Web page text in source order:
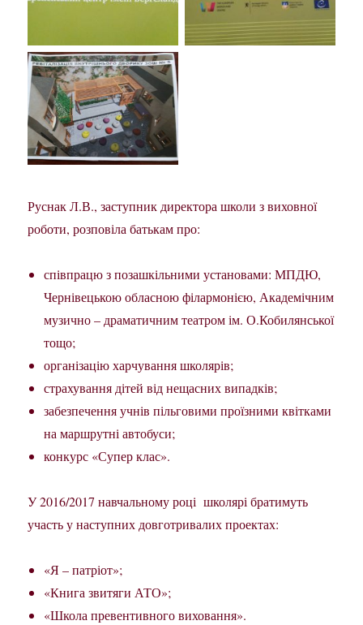
Руснак Л.В., заступник директора школи з виховної
роботи, розповіла батькам про:
співпрацю з позашкільними установами: МПДЮ,
Чернівецькою обласною філармонією, Академічним
музично – драматичним театром ім. О.Кобилянської
тощо;
організацію харчування школярів;
страхування дітей від нещасних випадків;
забезпечення учнів пільговими проїзними квітками
на маршрутні автобуси;
конкурс «Супер клас».
У 2016/2017 навчальному році школярі братимуть
участь у наступних довготривалих проектах:
«Я – патріот»;
«Книга звитяги АТО»;
«Школа превентивного виховання».